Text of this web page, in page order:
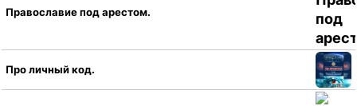
Православие под арестом.
Про личный код.